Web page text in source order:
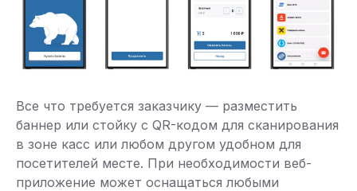
Все что требуется заказчику — разместить
баннер или стойку с QR-кодом для сканирования
в зоне касс или любом другом удобном для
посетителей месте. При необходимости веб-
приложение может оснащаться любыми